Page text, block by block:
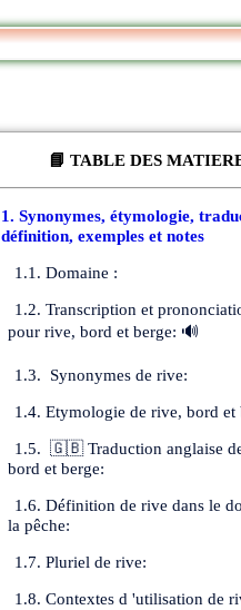
📘 TABLE DES
1. Synonymes, étymologie,
définition, exemples et notes
1.1. Domaine :
1.2. Transcription et
pour rive, bord et berge: 🔊
1.3. Synonymes de rive:
1.4. Etymologie de rive, bord et
1.5. 🇬🇧 Traduction anglaise
bord et berge:
1.6. Définition de rive dans le
la pêche:
1.7. Pluriel de rive:
1.8. Contextes d 'utilisation de